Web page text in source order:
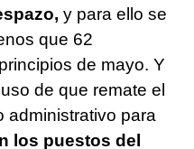
y para ello se
que 62
de mayo. Y
de que remate el
administrativo para
los puestos del